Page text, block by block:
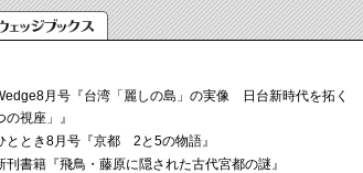
月号『台湾「麗しの島」の実像 日台新時代を拓く「3
の視座」』
ととき8月号『京都 2と5の物語』
刊書籍『飛鳥・藤原に隠された古代宮都の謎』